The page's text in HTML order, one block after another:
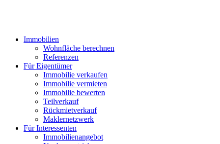
Immobilien
Wohnfläche berechnen
Referenzen
Für Eigentümer
Immobilie verkaufen
Immobilie vermieten
Immobilie bewerten
Teilverkauf
Rückmietverkauf
Maklernetzwerk
Für Interessenten
Immobilienangebot